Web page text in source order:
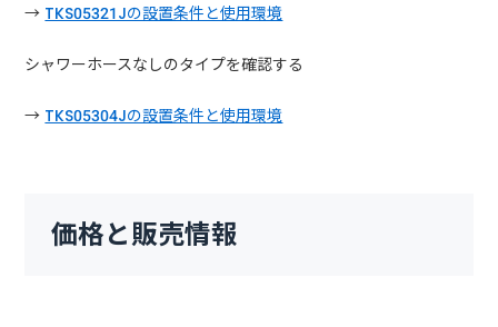
→ TKS05321Jの設置条件と使用環境
シャワーホースなしのタイプを確認する
→ TKS05304Jの設置条件と使用環境
価格と販売情報